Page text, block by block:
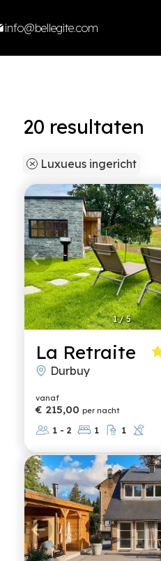
info@bellegite.com
resultaten
Luxueus ingericht
La Retraite
Durbuy
vanaf
€ 215,00 per nacht
1 - 2 1 1
1/5